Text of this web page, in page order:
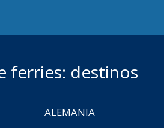
ferries: destinos
ALEMANIA